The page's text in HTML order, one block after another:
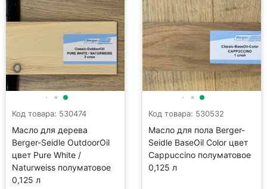
Код товара: 530474
Масло для дерева
Berger-Seidle OutdoorOil
цвет Pure White /
Naturweiss полуматовое
0,125 л
Код товара: 530532
Масло для пола Berger-
Seidle BaseOil Color цвет
Cappuccino полуматовое
0,125 л